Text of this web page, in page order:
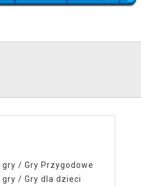
gry / Gry Przygodowe
gry / Gry dla dzieci